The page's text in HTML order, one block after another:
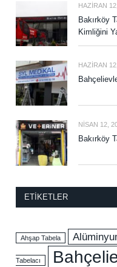
HAZIRAN
Bakırköy
Kimliğini
HAZIRAN
NISAN 12,
Bakırköy
ETIKETLER
Ahşap Tabela
Tabelacı